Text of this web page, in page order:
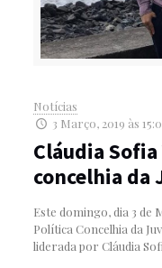
Notícias
3 Março, 2019 às
Cláudia
concelhia da
Este domingo, dia 3 de
Política Concelhia da
liderada por Cláudia